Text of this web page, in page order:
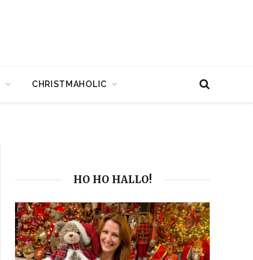
CHRISTMAHOLIC
HO HO HALLO!